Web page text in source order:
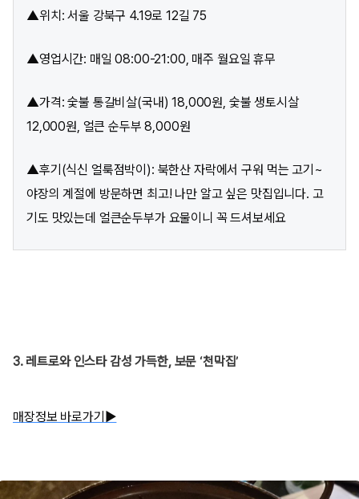
▲위치: 서울 강북구 4.19로 12길 75
▲영업시간: 매일 08:00-21:00, 매주 월요일 휴무
▲가격: 숯불 통갈비살(국내) 18,000원, 숯불 생토시살
12,000원, 얼큰 순두부 8,000원
▲후기(식신 얼룩점박이): 북한산 자락에서 구워 먹는 고기~
야장의 계절에 방문하면 최고! 나만 알고 싶은 맛집입니다. 고
기도 맛있는데 얼큰순두부가 요물이니 꼭 드셔보세요
3. 레트로와 인스타 감성 가득한, 보문 ‘천막집’
매장정보 바로가기▶